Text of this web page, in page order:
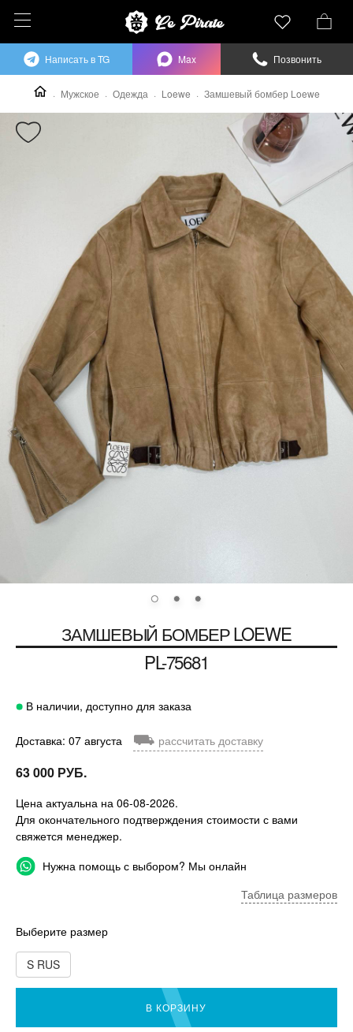
Мужское Одежда Loewe Замшевый бомбер Loewe
ЗАМШЕВЫЙ БОМБЕРLOEWE
PL-75681
В наличии, доступно для заказа
Доставка: 07 августа ⛟ рассчитать доставку
63 000 РУБ.
Цена актуальна на 06-08-2026.
Для окончательного подтверждения стоимости с вами
свяжется менеджер.
Нужна помощь с выбором? Мы онлайн
Таблица размеров
Выберите размер
S RUS
В КОРЗИНУ
Написать в TG Max Позвонить